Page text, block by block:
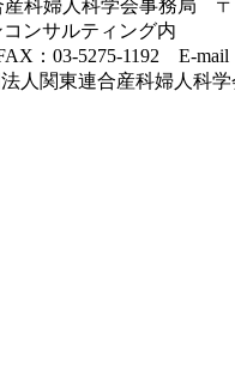
科婦人科学会事務局 〒
ンサルティング内
：03-5275-1192 E-mail
人関東連合産科婦人科